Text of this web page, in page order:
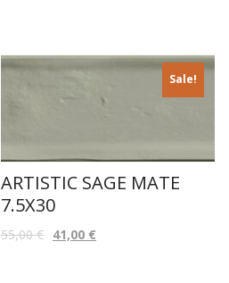
Sale!
ARTISTIC SAGE MATE
7.5X30
55,00€ 41,00 €